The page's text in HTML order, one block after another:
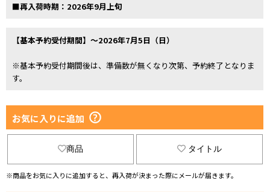
■再入荷時期：2026年9月上旬
【基本予約受付期間】～2026年7月5日（日）
※基本予約受付期間後は、準備数が無くなり次第、予約終了となりま
す。
お気に入りに追加
商品 タイトル
※商品をお気に入りに追加すると、再入荷が決まった際にメールが届きます。